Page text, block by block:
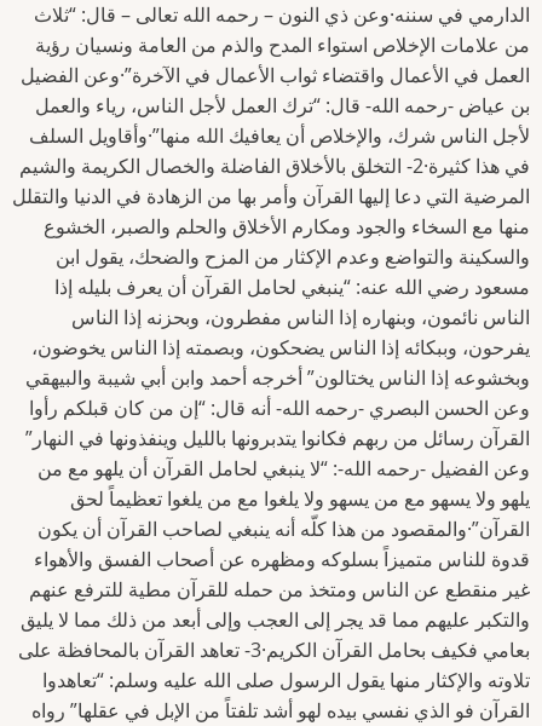
الدارمي في سننه·وعن ذي النون – رحمه الله تعالى – قال: “ثلاث
من علامات الإخلاص استواء المدح والذم من العامة ونسيان رؤية
العمل في الأعمال واقتضاء ثواب الأعمال في الآخرة”·وعن الفضيل
بن عياض -رحمه الله- قال: “ترك العمل لأجل الناس، رياء والعمل
لأجل الناس شرك، والإخلاص أن يعافيك الله منها”·وأقاويل السلف
في هذا كثيرة·2- التخلق بالأخلاق الفاضلة والخصال الكريمة والشيم
المرضية التي دعا إليها القرآن وأمر بها من الزهادة في الدنيا والتقلل
منها مع السخاء والجود ومكارم الأخلاق والحلم والصبر، الخشوع
والسكينة والتواضع وعدم الإكثار من المزح والضحك، يقول ابن
مسعود رضي الله عنه: “ينبغي لحامل القرآن أن يعرف بليله إذا
الناس نائمون، وبنهاره إذا الناس مفطرون، وبحزنه إذا الناس
يفرحون، وببكائه إذا الناس يضحكون، وبصمته إذا الناس يخوضون،
وبخشوعه إذا الناس يختالون” أخرجه أحمد وابن أبي شيبة والبيهقي
وعن الحسن البصري -رحمه الله- أنه قال: “إن من كان قبلكم رأوا
القرآن رسائل من ربهم فكانوا يتدبرونها بالليل وينفذونها في النهار”
وعن الفضيل -رحمه الله-: “لا ينبغي لحامل القرآن أن يلهو مع من
يلهو ولا يسهو مع من يسهو ولا يلغوا مع من يلغوا تعظيماً لحق
القرآن”·والمقصود من هذا كلّه أنه ينبغي لصاحب القرآن أن يكون
قدوة للناس متميزاً بسلوكه ومظهره عن أصحاب الفسق والأهواء
غير منقطع عن الناس ومتخذ من حمله للقرآن مطية للترفع عنهم
والتكبر عليهم مما قد يجر إلى العجب وإلى أبعد من ذلك مما لا يليق
بعامي فكيف بحامل القرآن الكريم·3- تعاهد القرآن بالمحافظة على
تلاوته والإكثار منها يقول الرسول صلى الله عليه وسلم: “تعاهدوا
القرآن فو الذي نفسي بيده لهو أشد تلفتاً من الإبل في عقلها” رواه